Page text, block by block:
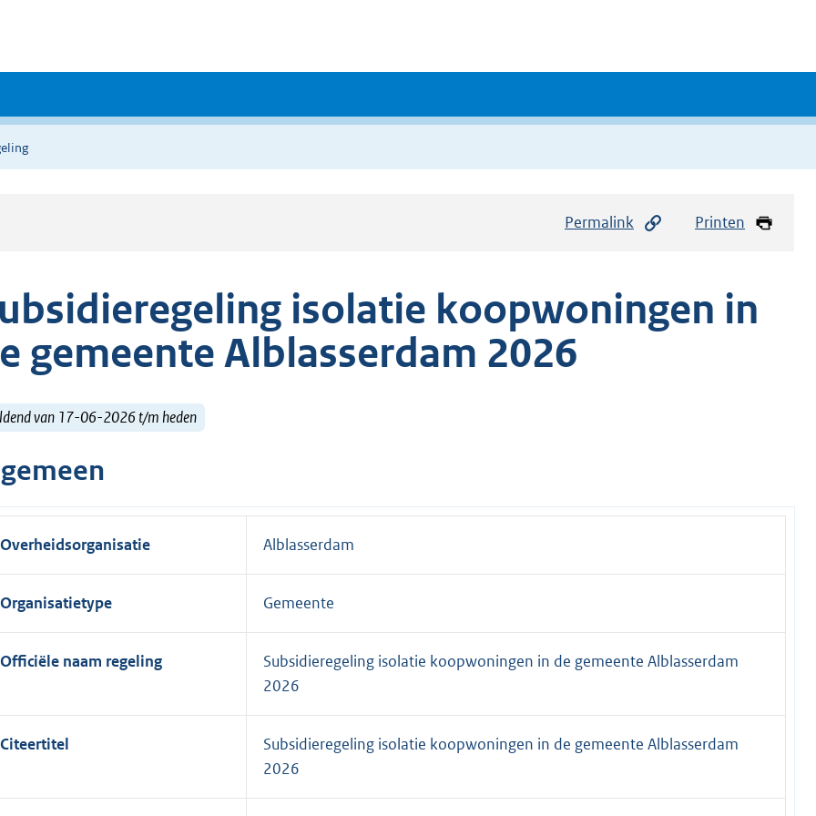
Permalink Printen
isolatie koopwoningen in
gemeente Alblasserdam 2026
van 17-06-2026 t/m heden
Overheidsorganisatie Alblasserdam
Organisatietype Gemeente
Officiële naam regeling
Subsidieregeling isolatie koopwoningen in de gemeente Alblasserdam
2026
Citeertitel
Subsidieregeling isolatie koopwoningen in de gemeente Alblasserdam
2026